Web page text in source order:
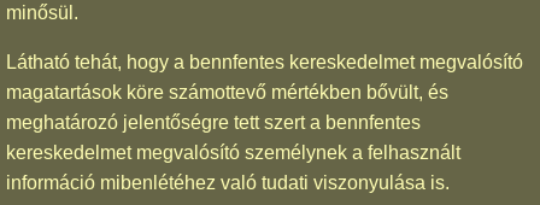
minősül.
Látható tehát, hogy a bennfentes kereskedelmet megvalósító
magatartások köre számottevő mértékben bővült, és
meghatározó jelentőségre tett szert a bennfentes
kereskedelmet megvalósító személynek a felhasznált
információ mibenlétéhez való tudati viszonyulása is.